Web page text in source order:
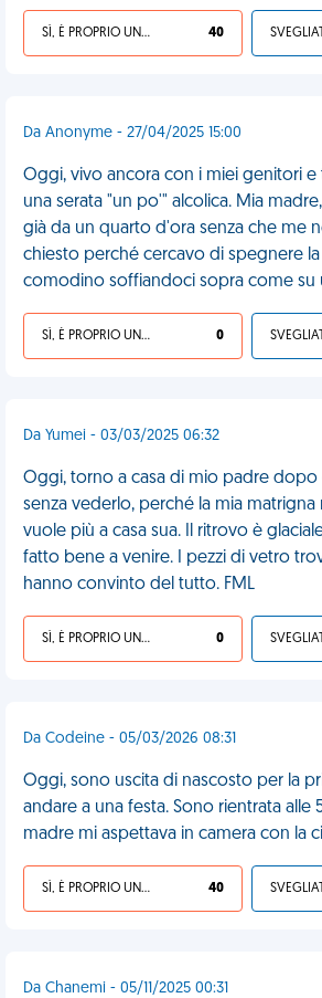
SÌ, È PROPRIO UNA VDM! 40
Da Anonyme - 27/04/2025 15:00
Oggi, vivo ancora con i miei genitori
una serata "un po'" alcolica. Mia
già da un quarto d'ora senza che me
chiesto perché cercavo di spegnere
comodino soffiandoci sopra come su
SÌ, È PROPRIO UNA VDM! 0
Da Yumei - 03/03/2025 06:32
Oggi, torno a casa di mio padre dopo
senza vederlo, perché la mia
vuole più a casa sua. Il ritrovo è
fatto bene a venire. I pezzi di vetro
hanno convinto del tutto. FML
SÌ, È PROPRIO UNA VDM! 0
Da Codeine - 05/03/2026 08:31
Oggi, sono uscita di nascosto per la
andare a una festa. Sono rientrata alle
madre mi aspettava in camera con la
SÌ, È PROPRIO UNA VDM! 40
Da Chanemi - 05/11/2025 00:31